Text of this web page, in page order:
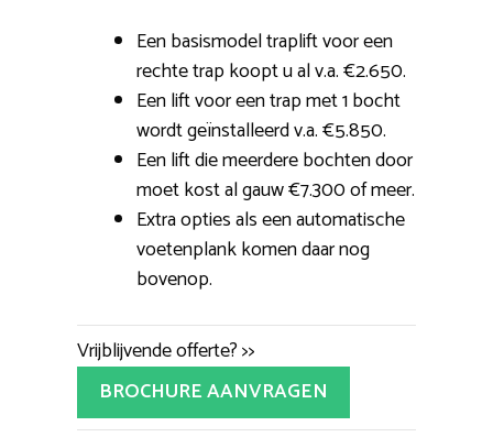
Een basismodel traplift voor een
rechte trap koopt u al v.a. €2.650.
Een lift voor een trap met 1 bocht
wordt geïnstalleerd v.a. €5.850.
Een lift die meerdere bochten door
moet kost al gauw €7.300 of meer.
Extra opties als een automatische
voetenplank komen daar nog
bovenop.
Vrijblijvende offerte? >>
BROCHURE AANVRAGEN